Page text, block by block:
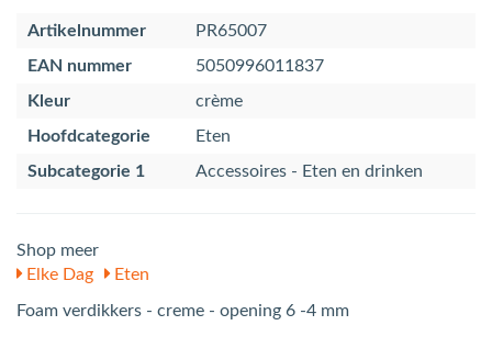
Artikelnummer
PR65007
EAN nummer
5050996011837
Kleur
crème
Hoofdcategorie
Eten
Subcategorie 1
Accessoires - Eten en drinken
Shop meer
Elke Dag
Eten
Foam verdikkers - creme - opening 6 -4 mm